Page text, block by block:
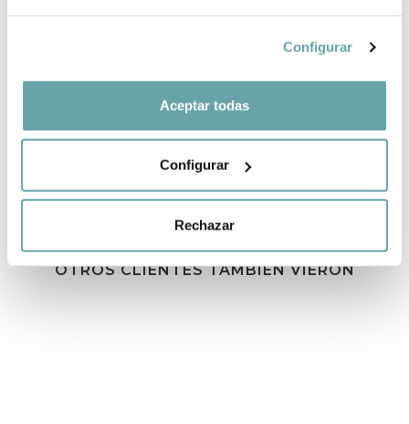
Configurar
Aceptar todas
Configurar
Rechazar
OTROS CLIENTES TAMBIÉN VIERON